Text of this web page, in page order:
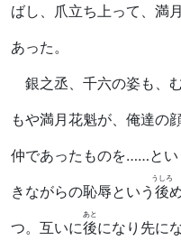
ばし、爪立ち上って、満
あった。
銀之丞、千六の姿も、
もや満月花魁が、俺達の
仲であったものを……とい
きながらの恥辱という 後
うしろ
つ。互いに後
あと
になり先に